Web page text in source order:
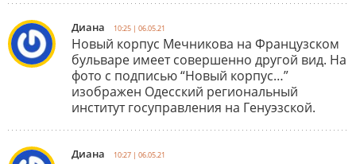
Диана 10:25 | 06.05.21
Новый корпус Мечникова на Французском
бульваре имеет совершенно другой вид. На
фото с подписью “Новый корпус…”
изображен Одесский региональный
институт госуправления на Генуэзской.
Диана 10:27 | 06.05.21